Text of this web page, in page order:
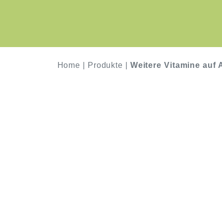
Home Produkte Weitere Vitamine auf